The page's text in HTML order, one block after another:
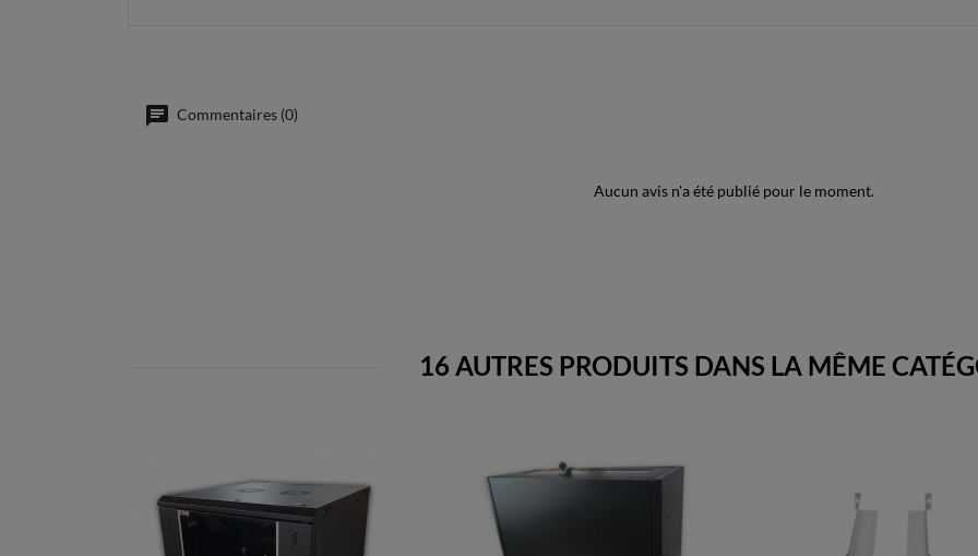
Commentaires (0)
Aucun avis n'a été publié pour le moment.
16 AUTRES PRODUITS DANS LA MÊME